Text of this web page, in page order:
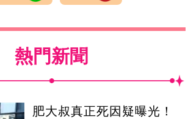
熱門新聞
肥大叔真正死因疑曝光！